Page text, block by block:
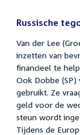
Russische
Van der Lee
inzetten van
financieel te
Ook Dobbe
gebruikt. Ze
geld voor de
steun wordt
Tijdens de